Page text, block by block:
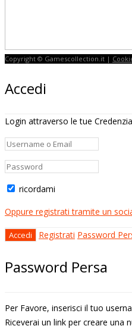
Copyright © Gamescollection.it |
Accedi
Login attraverso le tue
ricordami
Oppure registrati tramite un
Registrati Password
Password Persa
Per Favore, inserisci il tuo
Riceverai un link per creare una